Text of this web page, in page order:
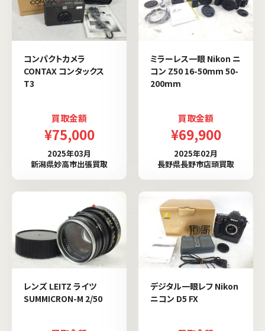
コンパクトカメラ
CONTAX コンタックス
T3
買取金額
¥75,000
2025年03月
新潟県妙高市出張買取
ミラーレス一眼 Nikon ニ
コン Z50 16-50mm 50-
200mm
買取金額
¥69,900
2025年02月
長野県長野市店頭買取
レンズ LEITZ ライツ
SUMMICRON-M 2/50
デジタル一眼レフ Nikon
ニコン D5 FX